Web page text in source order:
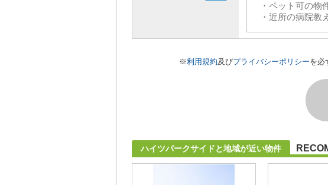
※利用規約及びプライバシーポリシーを必
ハイツパークサイドと地域が近い物件